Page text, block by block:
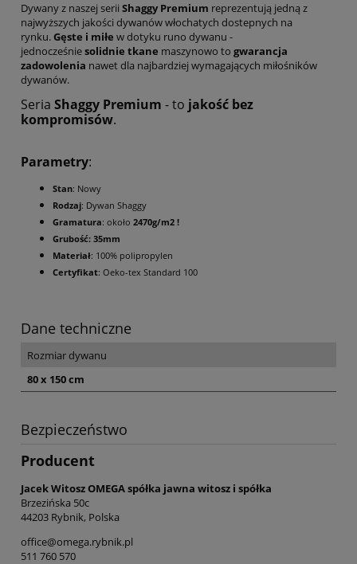
Dywany z naszej serii Shaggy Premium reprezentują jedną z
najwyższych jakości dywanów włochatych dostepnych na
rynku.Gęste i miłe w dotyku runo dywanu -
jednocześniesolidnie tkane maszynowo to gwarancja
zadowolenia nawet dla najbardziej wymagających miłośników
dywanów.
Seria Shaggy Premium - to jakość bez
kompromisów.
Parametry:
Stan: Nowy
Rodzaj: Dywan Shaggy
Gramatura: około 2470g/m2 !
Grubość: 35mm
Materiał: 100% polipropylen
Certyfikat: Oeko-tex Standard 100
Dane techniczne
Rozmiar dywanu
80 x 150 cm
Bezpieczeństwo
Producent
Jacek Witosz OMEGA spółka jawna witosz i spółka
Brzezińska 50c
44203 Rybnik, Polska
office@omega.rybnik.pl
511 760 570